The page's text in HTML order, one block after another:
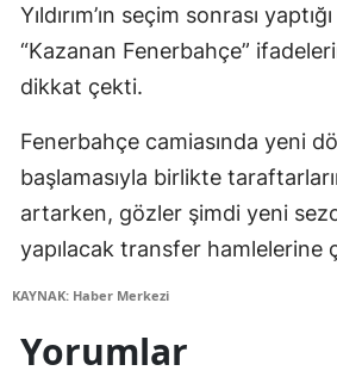
Yıldırım’ın seçim sonrası
“Kazanan Fenerbahçe”
dikkat çekti.
Fenerbahçe camiasında yeni
başlamasıyla birlikte
artarken, gözler şimdi yeni
yapılacak transfer hamlelerine
KAYNAK: Haber Merkezi
Yorumlar